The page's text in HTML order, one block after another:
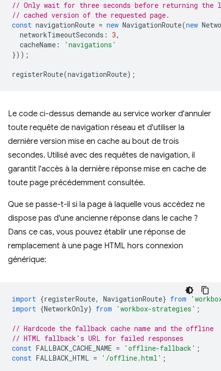
// Only wait for three seconds before returning the
// cached version of the requested page.
const navigationRoute = new NavigationRoute(new
networkTimeoutSeconds : 3,
cacheName :
'navigations'
}));
registerRoute(navigationRoute);
Le code ci-dessus demande au service worker d'annuler
toute requête de navigation réseau et d'utiliser la
dernière version mise en cache au bout de trois
secondes. Utilisé avec des requêtes de navigation, il
garantit l'accès à la dernière réponse mise en cache de
toute page précédemment consultée.
Que se passe-t-il si la page à laquelle vous accédez ne
dispose pas d'une ancienne réponse dans le cache ?
Dans ce cas, vous pouvez établir une réponse de
remplacement à une page HTML hors connexion
générique:
import {registerRoute, NavigationRoute} from
import {NetworkOnly} from 'workbox-strategies' ;
// Hardcode the fallback cache name and the offline
// HTML fallback's URL for failed responses
const FALLBACK_CACHE_NAME = 'offline-fallback' ;
const FALLBACK_HTML = '/offline.html' ;